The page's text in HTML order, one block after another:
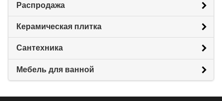
Распродажа
Керамическая плитка
Сантехника
Мебель для ванной